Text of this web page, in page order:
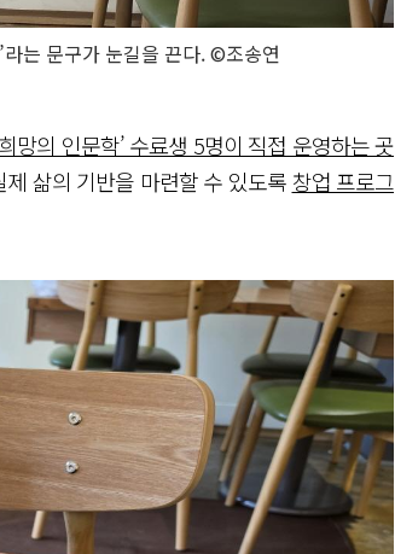
는 문구가 눈길을 끈다. ©조송연
망의 인문학’ 수료생 5명이 직접 운영하는 곳
삶의 기반을 마련할 수 있도록 창업 프로그